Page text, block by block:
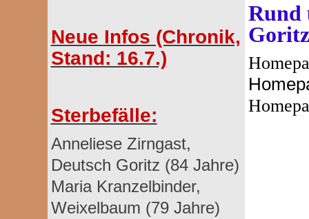
Neue Infos (Chronik,
Stand: 16.7.)
Sterbefälle:
Anneliese Zirngast,
Deutsch Goritz (84 Jahre)
Maria Kranzelbinder,
Weixelbaum (79 Jahre)
Rund